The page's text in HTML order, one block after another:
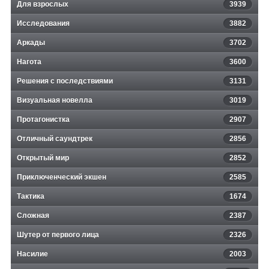
Для взрослых 3939
Исследования 3882
Аркады 3702
Нагота 3600
Решения с последствиями 3131
Визуальная новелла 3019
Протагонистка 2907
Отличный саундтрек 2856
Открытый мир 2852
Приключенческий экшен 2585
Тактика 1674
Сложная 2387
Шутер от первого лица 2326
Насилие 2003